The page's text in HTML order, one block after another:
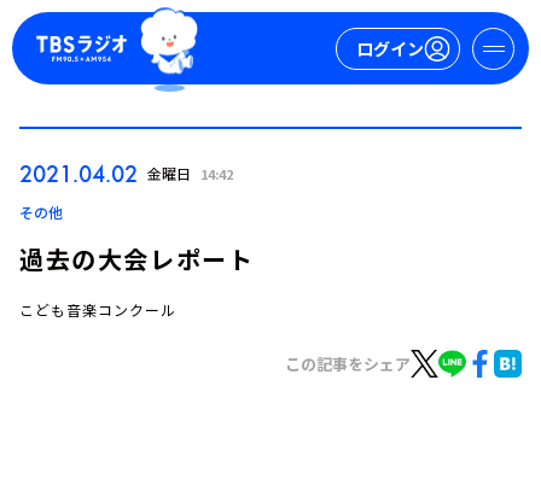
ログイン
2021.04.02 金曜日 14:42
その他
過去の大会レポート
こども音楽コンクール
この記事をシェア